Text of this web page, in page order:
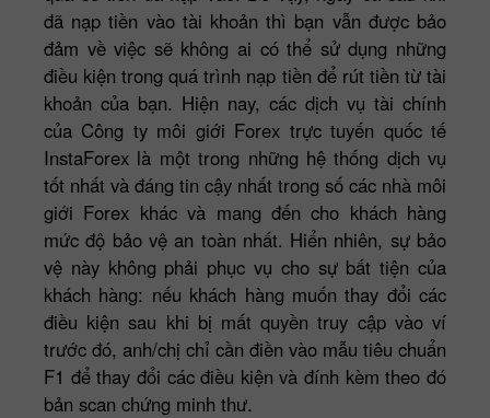
đã nạp tiền vào tài khoản thì bạn vẫn được bảo
đảm về việc sẽ không ai có thể sử dụng những
điều kiện trong quá trình nạp tiền để rút tiền từ tài
khoản của bạn. Hiện nay, các dịch vụ tài chính
của Công ty môi giới Forex trực tuyến quốc tế
InstaForex là một trong những hệ thống dịch vụ
tốt nhất và đáng tin cậy nhất trong số các nhà môi
giới Forex khác và mang đến cho khách hàng
mức độ bảo vệ an toàn nhất. Hiển nhiên, sự bảo
vệ này không phải phục vụ cho sự bất tiện của
khách hàng: nếu khách hàng muốn thay đổi các
điều kiện sau khi bị mất quyền truy cập vào ví
trước đó, anh/chị chỉ cần điền vào mẫu tiêu chuẩn
F1 để thay đổi các điều kiện và đính kèm theo đó
bản scan chứng minh thư.